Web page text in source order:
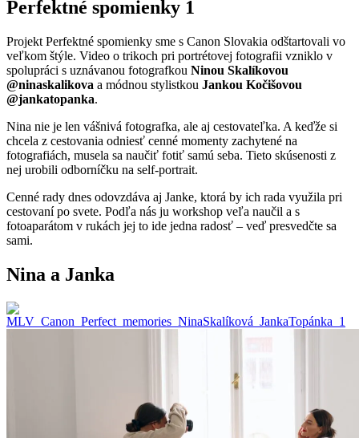
Perfektné spomienky 1
Projekt Perfektné spomienky sme s Canon Slovakia odštartovali vo
veľkom štýle. Video o trikoch pri portrétovej fotografii vzniklo v
spolupráci s uznávanou fotografkou Ninou Skalíkovou
@ninaskalikova a módnou stylistkou Jankou Kočišovou
@jankatopanka.
Nina nie je len vášnivá fotografka, ale aj cestovateľka. A keďže si
chcela z cestovania odniesť cenné momenty zachytené na
fotografiách, musela sa naučiť fotiť samú seba. Tieto skúsenosti z
nej urobili odborníčku na self-portrait.
Cenné rady dnes odovzdáva aj Janke, ktorá by ich rada využila pri
cestovaní po svete. Podľa nás ju workshop veľa naučil a s
fotoaparátom v rukách jej to ide jedna radosť – veď presvedčte sa
sami.
Nina a Janka